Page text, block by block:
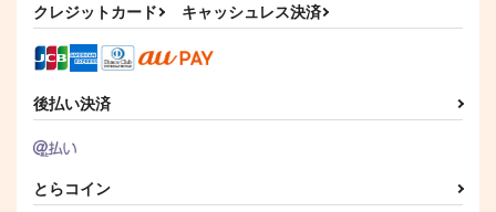
クレジットカード キャッシュレス決済
後払い決済
とらコイン